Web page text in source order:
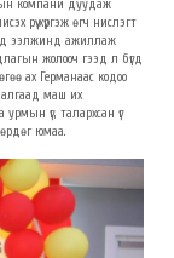
компани дуудаж
рүү хүргэж өгч нислэгт
ээлжинд ажиллаж
жолооч гээд л бүгд
ах Германаас кодоо
маш их
үг, талархсан үг
юмаа.